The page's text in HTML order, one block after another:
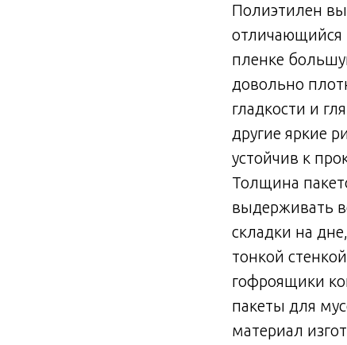
Полиэтилен
отличающийся
пленке
довольно
гладкости и
другие яркие
устойчив к
Толщина
выдерживать
складки на
тонкой
гофроящики
пакеты для
материал